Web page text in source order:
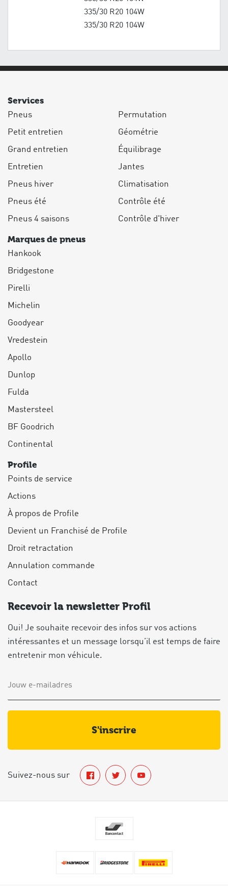
335/30 R20 104W
335/30 R20 104W
Services
Pneus
Petit entretien
Grand entretien
Entretien
Pneus hiver
Pneus été
Pneus 4 saisons
Permutation
Géométrie
Équilibrage
Jantes
Climatisation
Contrôle été
Contrôle d'hiver
Marques de pneus
Hankook
Bridgestone
Pirelli
Michelin
Goodyear
Vredestein
Apollo
Dunlop
Fulda
Mastersteel
BF Goodrich
Continental
Profile
Points de service
Actions
À propos de Profile
Devient un Franchisé de Profile
Droit retractation
Annulation commande
Contact
Recevoir la newsletter Profil
Oui! Je souhaite recevoir des infos sur vos actions
intéressantes et un message lorsqu’il est temps de faire
entretenir mon véhicule.
s'inscrire
Suivez-nous sur